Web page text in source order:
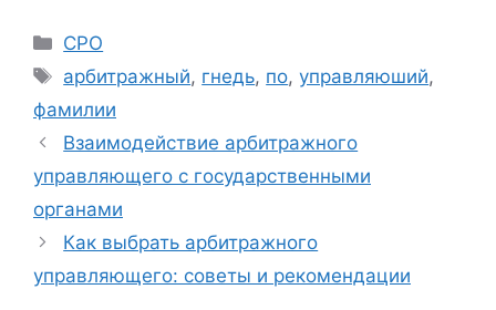
Рубрики
СРО
Метки
арбитражный, гнедь, по,управляюший,
фамилии
Взаимодействие арбитражного
управляющего с государственными
органами
Как выбрать арбитражного
управляющего: советы и рекомендации